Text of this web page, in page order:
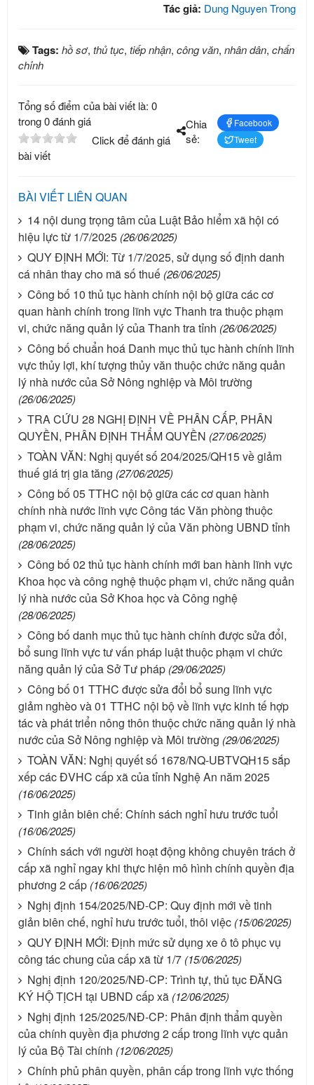
Tác giả: Dung Nguyen Trong
Tags: hồ sơ, thủ tục, tiếp nhận, công văn, nhân dân, chấn
chỉnh
Tổng số điểm của bài viết là: 0
trong 0 đánh giá
Click để đánh giá
bài viết
Chia
sẻ:
Facebook
Tweet
BÀI VIẾT LIÊN QUAN
14 nội dung trọng tâm của Luật Bảo hiểm xã hội có
hiệu lực từ 1/7/2025 (26/06/2025)
QUY ĐỊNH MỚI: Từ 1/7/2025, sử dụng số định danh
cá nhân thay cho mã số thuế (26/06/2025)
Công bố 10 thủ tục hành chính nội bộ giữa các cơ
quan hành chính trong lĩnh vực Thanh tra thuộc phạm
vi, chức năng quản lý của Thanh tra tỉnh (26/06/2025)
Công bố chuẩn hoá Danh mục thủ tục hành chính lĩnh
vực thủy lợi, khí tượng thủy văn thuộc chức năng quản
lý nhà nước của Sở Nông nghiệp và Môi trường
(26/06/2025)
TRA CỨU 28 NGHỊ ĐỊNH VỀ PHÂN CẤP, PHÂN
QUYỀN, PHÂN ĐỊNH THẨM QUYỀN (27/06/2025)
TOÀN VĂN: Nghị quyết số 204/2025/QH15 về giảm
thuế giá trị gia tăng (27/06/2025)
Công bố 05 TTHC nội bộ giữa các cơ quan hành
chính nhà nước lĩnh vực Công tác Văn phòng thuộc
phạm vi, chức năng quản lý của Văn phòng UBND tỉnh
(28/06/2025)
Công bố 02 thủ tục hành chính mới ban hành lĩnh vực
Khoa học và công nghệ thuộc phạm vi, chức năng quản
lý nhà nước của Sở Khoa học và Công nghệ
(28/06/2025)
Công bố danh mục thủ tục hành chính được sửa đổi,
bổ sung lĩnh vực tư vấn pháp luật thuộc phạm vi chức
năng quản lý của Sở Tư pháp (29/06/2025)
Công bố 01 TTHC được sửa đổi bổ sung lĩnh vực
giảm nghèo và 01 TTHC nội bộ về lĩnh vực kinh tế hợp
tác và phát triển nông thôn thuộc chức năng quản lý nhà
nước của Sở Nông nghiệp và Môi trường (29/06/2025)
TOÀN VĂN: Nghị quyết số 1678/NQ-UBTVQH15 sắp
xếp các ĐVHC cấp xã của tỉnh Nghệ An năm 2025
(16/06/2025)
Tinh giản biên chế: Chính sách nghỉ hưu trước tuổi
(16/06/2025)
Chính sách với người hoạt động không chuyên trách ở
cấp xã nghỉ ngay khi thực hiện mô hình chính quyền địa
phương 2 cấp (16/06/2025)
Nghị định 154/2025/NĐ-CP: Quy định mới về tinh
giản biên chế, nghỉ hưu trước tuổi, thôi việc (15/06/2025)
QUY ĐỊNH MỚI: Định mức sử dụng xe ô tô phục vụ
công tác chung của cấp xã từ 1/7 (15/06/2025)
Nghị định 120/2025/NĐ-CP: Trình tự, thủ tục ĐĂNG
KÝ HỘ TỊCH tại UBND cấp xã (12/06/2025)
Nghị định 125/2025/NĐ-CP: Phân định thẩm quyền
của chính quyền địa phương 2 cấp trong lĩnh vực quản
lý của Bộ Tài chính (12/06/2025)
Chính phủ phân quyền, phân cấp trong lĩnh vực thống